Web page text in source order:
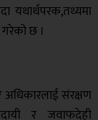
यथार्थपरक,तथ्यमा
छ ।
अधिकारलाई संरक्षण
र जवाफदेही